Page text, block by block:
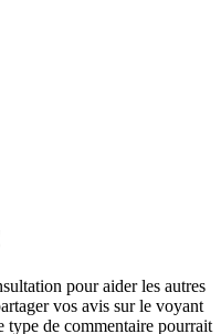
pour aider les autres
vos avis sur le voyant
type de commentaire pourrait